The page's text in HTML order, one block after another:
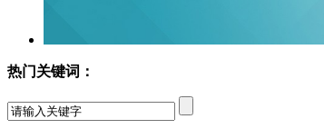
热门关键词：